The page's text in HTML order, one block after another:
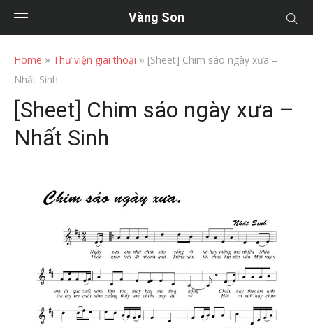
Vàng Son
Home » Thư viện giai thoại » [Sheet] Chim sáo ngày xưa –
Nhất Sinh
[Sheet] Chim sáo ngày xưa –
Nhất Sinh